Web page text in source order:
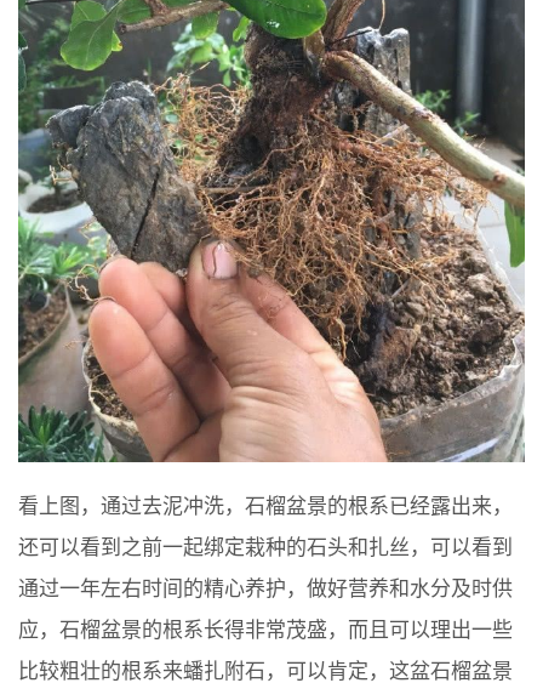
看上图，通过去泥冲洗，石榴盆景的根系已经露出来，
还可以看到之前一起绑定栽种的石头和扎丝，可以看到
通过一年左右时间的精心养护，做好营养和水分及时供
应，石榴盆景的根系长得非常茂盛，而且可以理出一些
比较粗壮的根系来蟠扎附石，可以肯定，这盆石榴盆景